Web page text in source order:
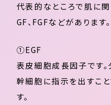
代表的なところで肌に
GF、FGFなどがあります。
①EGF
表皮細胞成長因子です
幹細胞に指示を出すこ
す。